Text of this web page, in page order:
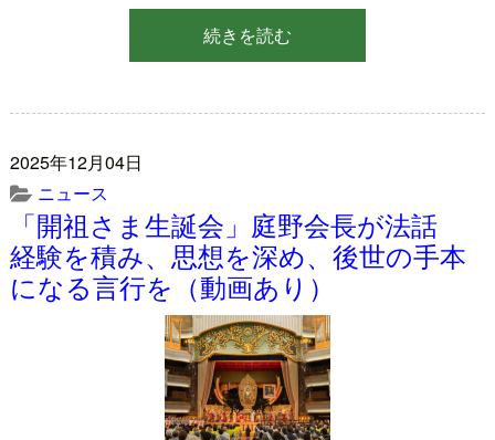
続きを読む
2025年12月04日
ニュース
「開祖さま生誕会」庭野会長が法話
経験を積み、思想を深め、後世の手本
になる言行を（動画あり）